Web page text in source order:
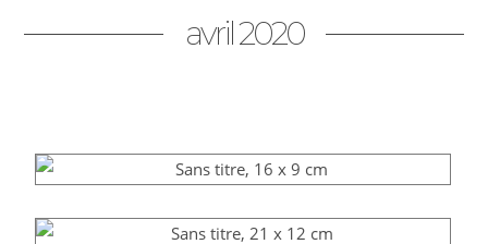
avril 2020